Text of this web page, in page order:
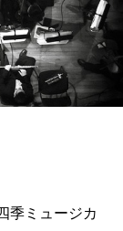
季ミュージカ